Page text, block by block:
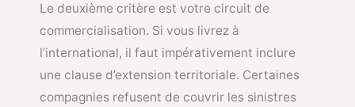
Le deuxième critère est votre circuit de
commercialisation. Si vous livrez à
l’international, il faut impérativement inclure
une clause d’extension territoriale. Certaines
compagnies refusent de couvrir les sinistres